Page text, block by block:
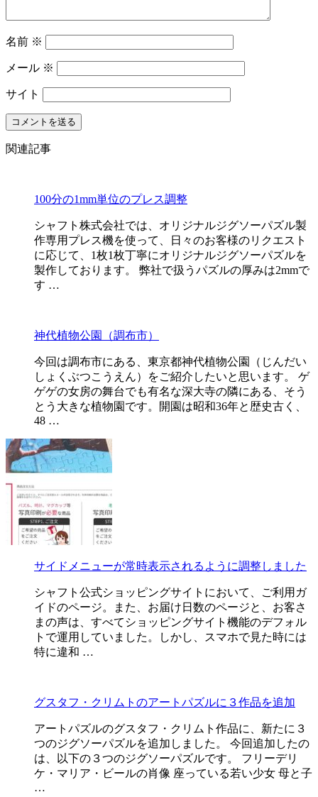
名前 ※
メール ※
サイト
関連記事
100分の1mm単位のプレス調整
シャフト株式会社では、オリジナルジグソーパズル製
作専用プレス機を使って、日々のお客様のリクエスト
に応じて、1枚1枚丁寧にオリジナルジグソーパズルを
製作しております。 弊社で扱うパズルの厚みは2mmで
す …
神代植物公園（調布市）
今回は調布市にある、東京都神代植物公園（じんだい
しょくぶつこうえん）をご紹介したいと思います。 ゲ
ゲゲの女房の舞台でも有名な深大寺の隣にある、そう
とう大きな植物園です。開園は昭和36年と歴史古く、
48 …
サイドメニューが常時表示されるように調整しました
シャフト公式ショッピングサイトにおいて、ご利用ガ
イドのページ。また、お届け日数のページと、お客さ
まの声は、すべてショッピングサイト機能のデフォル
トで運用していました。しかし、スマホで見た時には
特に違和 …
グスタフ・クリムトのアートパズルに３作品を追加
アートパズルのグスタフ・クリムト作品に、新たに３
つのジグソーパズルを追加しました。 今回追加したの
は、以下の３つのジグソーパズルです。 フリーデリ
ケ・マリア・ビールの肖像 座っている若い少女 母と子
…